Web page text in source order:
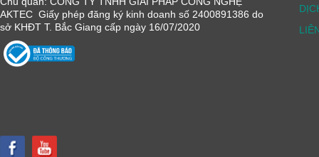
AKTEC Giấy phép đăng ký kinh doanh số 2400891386 do
sở KHĐT T. Bắc Giang cấp ngày 16/07/2020